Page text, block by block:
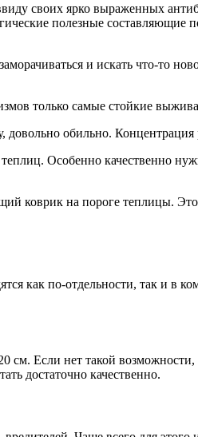
своих ярко выраженных
полезные составляющие
и искать что-то
только самые стойкие
обильно. Концентрация
Особенно качественно
коврик на пороге теплицы.
как по-отдельности, так и в
см. Если нет такой
достаточно качественно.